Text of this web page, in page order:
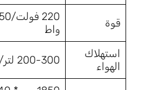
قوة
واط
استهلاك
الهواء
200-300 لتر/دقيقة